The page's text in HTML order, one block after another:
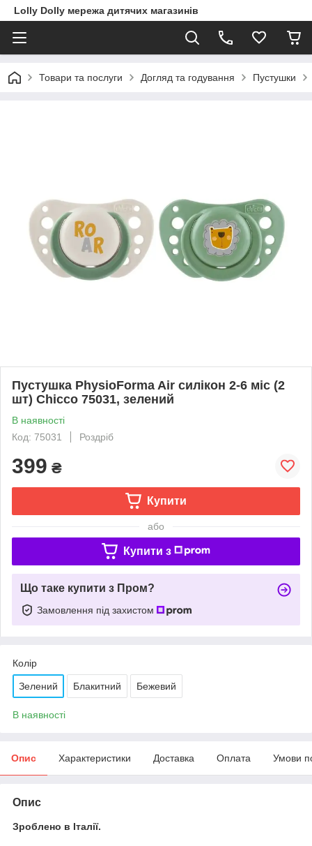
Lolly Dolly мережа дитячих магазинів
Товари та послуги Догляд та годування Пустушки
Пустушка PhysioForma Air силікон 2-6 міс (2
шт) Chicco 75031, зелений
В наявності
Код: 75031
Роздріб
399 ₴
Купити
або
Купити з
Що таке купити з Пром?
Замовлення під захистом
Колір
Зелений Блакитний Бежевий
В наявності
Опис Характеристики Доставка Оплата Умови
Опис
Зроблено в Італії.